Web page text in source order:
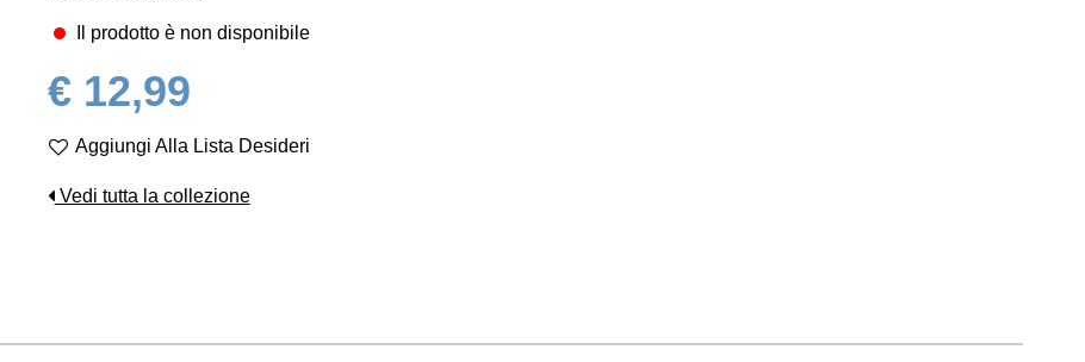
Il prodotto è non disponibile
€ 12,99
Aggiungi Alla Lista Desideri
Vedi tutta la collezione